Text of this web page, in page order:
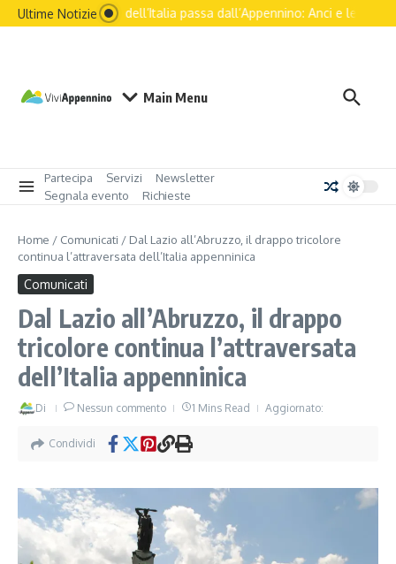
Salta al contenuto
Ultime NotizieIl futuro dell’Italia passa dall’Appennino: Anci e le
Main Menu
Partecipa Servizi
Newsletter
Segnala evento
Richieste
Home / Comunicati / Dal Lazio all’Abruzzo, il drappo tricolore
continua l’attraversata dell’Italia appenninica
Comunicati
Dal Lazio all’Abruzzo, il drappo
tricolore continua l’attraversata
dell’Italia appenninica
Di Nessun commento 1 Mins Read Aggiornato:
Condividi